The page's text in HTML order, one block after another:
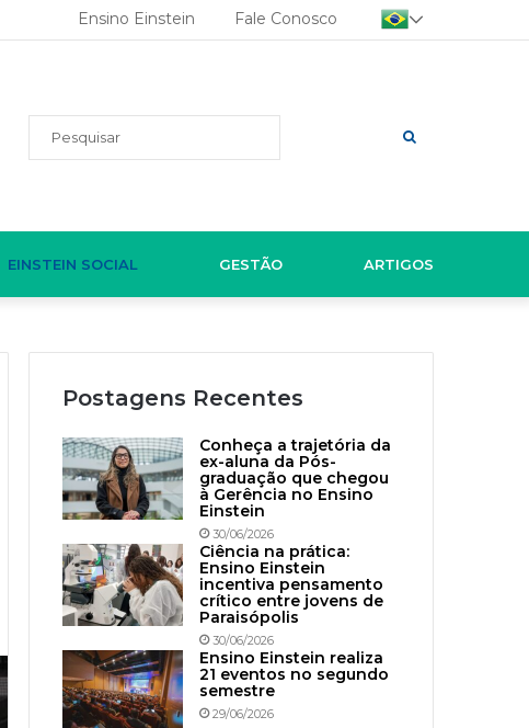
Ensino Einstein Fale Conosco
EINSTEIN SOCIAL GESTÃO ARTIGOS
Postagens Recentes
Conheça a trajetória da
ex-aluna da Pós-
graduação que chegou
à Gerência no Ensino
Einstein
30/06/2026
Ciência na prática:
Ensino Einstein
incentiva pensamento
crítico entre jovens de
Paraisópolis
30/06/2026
Ensino Einstein realiza
21 eventos no segundo
semestre
29/06/2026